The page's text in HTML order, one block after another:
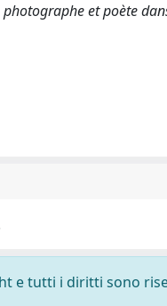
et poète
e tutti i diritti sono